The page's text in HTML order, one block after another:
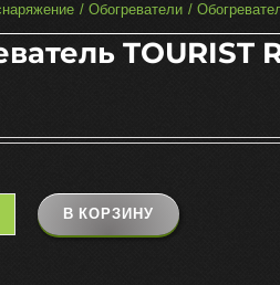
Обогреватели
TOURIST
В КОРЗИНУ